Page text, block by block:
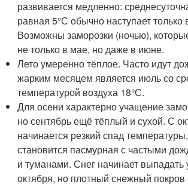
развивается медленно:
равная 5°С обычно наступает только
Возможны заморозки (ночью),
не только в мае, но даже в июне.
Лето умеренно тёплое. Часто идут
жарким месяцем является июль со
температурой воздуха 18°С.
Для осени характерно учащение
но сентябрь ещё тёплый и сухой. С
начинается резкий спад
становится пасмурная с частыми
и туманами. Снег начинает выпадать
октября, но плотный снежный покров